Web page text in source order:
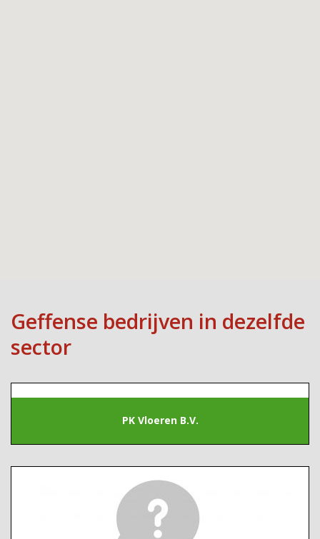
Geffense bedrijven in dezelfde
sector
PK Vloeren B.V.